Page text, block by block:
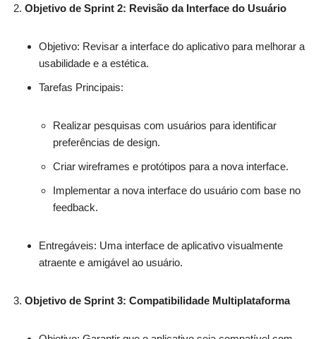
Objetivo de Sprint 2: Revisão da Interface do Usuário
Objetivo: Revisar a interface do aplicativo para melhorar a
usabilidade e a estética.
Tarefas Principais:
Realizar pesquisas com usuários para identificar
preferências de design.
Criar wireframes e protótipos para a nova interface.
Implementar a nova interface do usuário com base no
feedback.
Entregáveis: Uma interface de aplicativo visualmente
atraente e amigável ao usuário.
Objetivo de Sprint 3: Compatibilidade Multiplataforma